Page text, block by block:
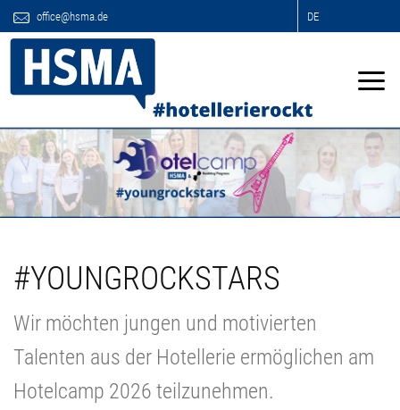
office@hsma.de DE
#YOUNGROCKSTARS
Wir möchten jungen und motivierten
Talenten aus der Hotellerie ermöglichen am
Hotelcamp 2026 teilzunehmen.